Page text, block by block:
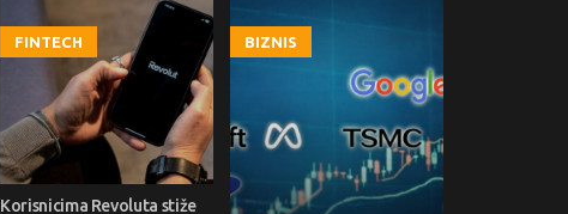
FINTECH
Korisnicima Revoluta stiže
BIZNIS